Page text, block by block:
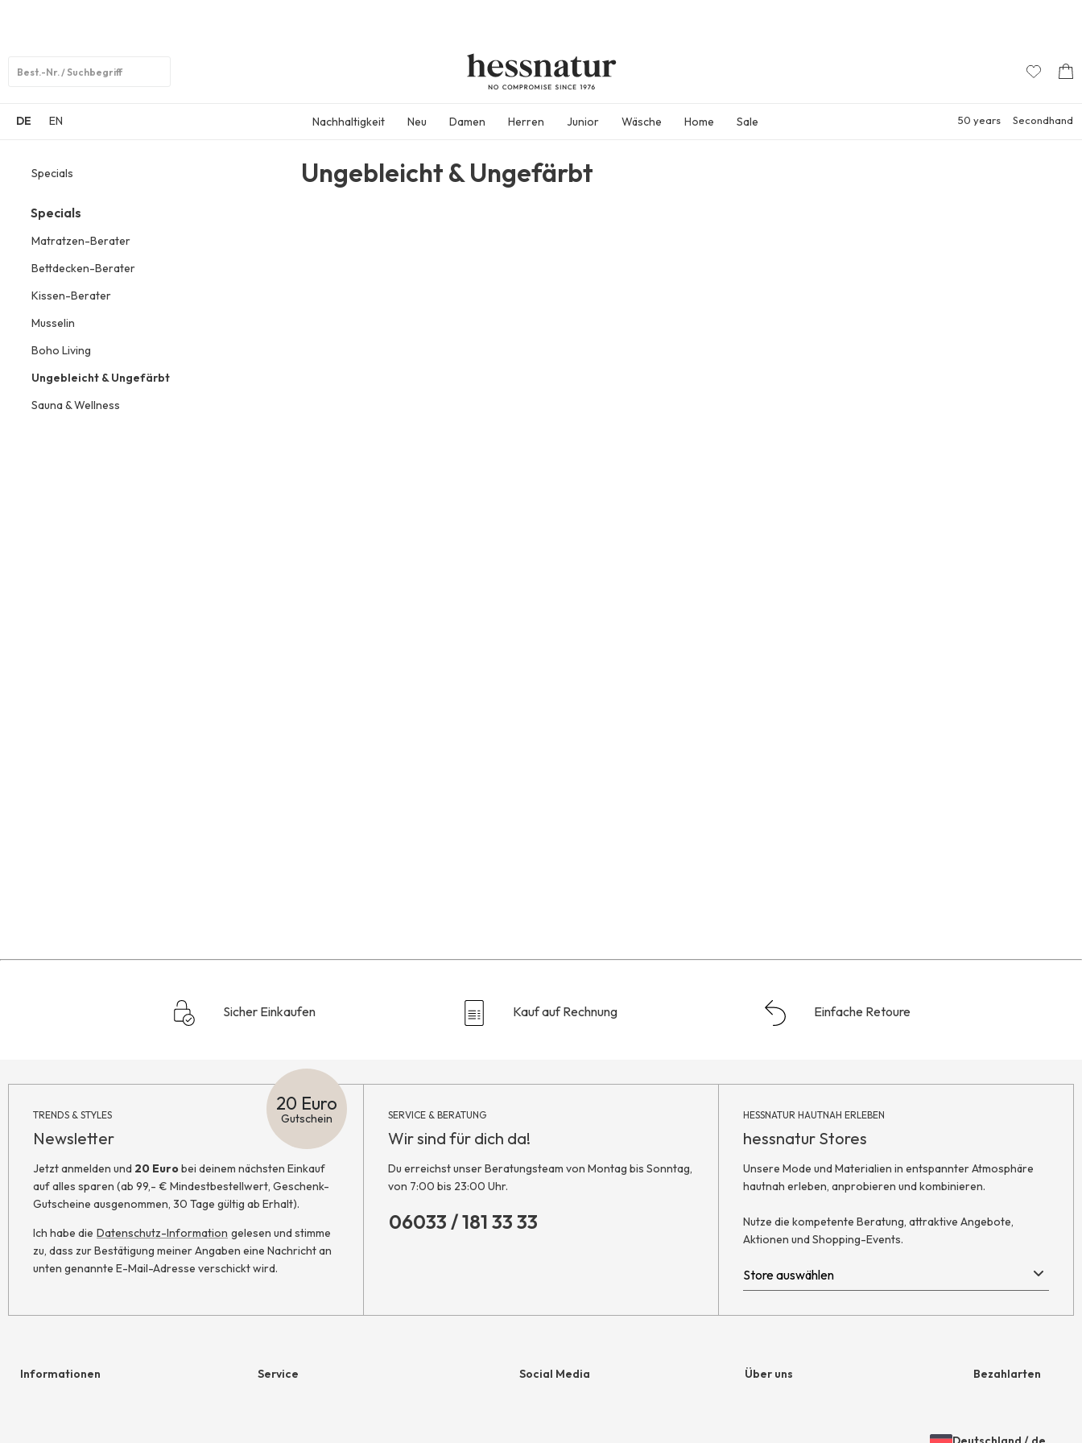
DE
EN Nachhaltigkeit Neu Damen Herren Junior Wäsche Home Sale 50 years Secondhand
Specials
Specials
Matratzen-Berater
Bettdecken-Berater
Kissen-Berater
Musselin
Boho Living
Ungebleicht & Ungefärbt
Sauna & Wellness
Ungebleicht & Ungefärbt
Sicher Einkaufen Kauf auf Rechnung Einfache Retoure
TRENDS & STYLES
Newsletter
20 Euro
Gutschein
Jetzt anmelden und 20 Eurobei deinem nächsten Einkauf
auf alles sparen (ab 99,- € Mindestbestellwert, Geschenk-
Gutscheine ausgenommen, 30 Tage gültig ab Erhalt).
Ich habe die Datenschutz-Information gelesen und stimme
zu, dass zur Bestätigung meiner Angaben eine Nachricht an
unten genannte E-Mail-Adresse verschickt wird.
SERVICE & BERATUNG
Wir sind für dich da!
Du erreichst unser Beratungsteam von Montag bis Sonntag,
von 7:00 bis 23:00 Uhr.
06033 / 181 33 33
HESSNATUR HAUTNAH ERLEBEN
hessnatur Stores
Unsere Mode und Materialien in entspannter Atmosphäre
hautnah erleben, anprobieren und kombinieren.
Nutze die kompetente Beratung, attraktive Angebote,
Aktionen und Shopping-Events.
Informationen Service Social Media Über uns Bezahlarten